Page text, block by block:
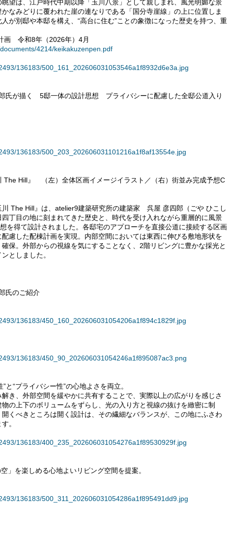
望は、江戸時代中期以降「玉川八景」として親しまれ、風光明媚な景
なみどりに覆われた崖の連なりである「国分寺崖線」の上に位置しま
が別邸や本邸を構え、“高台に住む”ことの象徴になった歴史を持つ、重
画 令和8年（2026年）4月
4214/keikakuzenpen.pdf
136183/500_161_202606031053546a1f8932d6e3a.jpg
氏が描く 5邸一体の設計思想 プライバシーに配慮した全邸公道入り
136183/500_203_202606031101216a1f8af13554e.jpg
The Hill』 （左）全体区画イメージイラスト／（右）街並み完成予想C
The Hill』は、atelier9建築研究所の建築家 呉屋 彦四郎（ごや ひこし
丁目の地に刻まれてきた歴史と、時代を受け入れながら重層的に風景
を得て設計されました。各邸宅のアプローチを直接公道に接続する区画
慮した配棟計画を実現。内部空間においては東西に伸びる敷地形状を
保。外部からの視線を気にすることなく、2階リビングに豊かな採光と
としました。
氏のご紹介
136183/450_160_202606031054206a1f894c1829f.jpg
136183/450_90_202606031054246a1f895087ac3.png
と“プライバシー性”の心地よさを両立。
き、外部空間を緩やかに共有することで、実際以上の広がりを感じさ
の上下のボリュームをずらし、光の入り方と視線の抜けを緻密に制
くべきところは開く設計は、その繊細なバランスが、この地にふさわ
。
136183/400_235_202606031054276a1f89530929f.jpg
」を楽しめる心地よいリビング空間を提案。
136183/500_311_202606031054286a1f895491dd9.jpg